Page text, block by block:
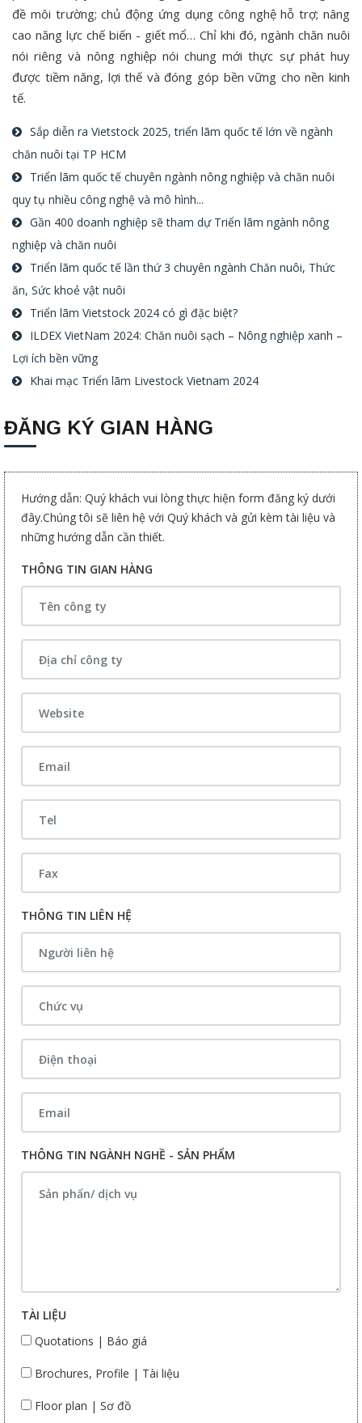
đề môi trường; chủ động ứng dụng công nghệ hỗ trợ; nâng
cao năng lực chế biến - giết mổ… Chỉ khi đó, ngành chăn nuôi
nói riêng và nông nghiệp nói chung mới thực sự phát huy
được tiềm năng, lợi thế và đóng góp bền vững cho nền kinh
tế.
Sắp diễn ra Vietstock 2025, triển lãm quốc tế lớn về ngành
chăn nuôi tại TP HCM
Triển lãm quốc tế chuyên ngành nông nghiệp và chăn nuôi
quy tụ nhiều công nghệ và mô hình...
Gần 400 doanh nghiệp sẽ tham dự Triển lãm ngành nông
nghiệp và chăn nuôi
Triển lãm quốc tế lần thứ 3 chuyên ngành Chăn nuôi, Thức
ăn, Sức khoẻ vật nuôi
Triển lãm Vietstock 2024 có gì đặc biệt?
ILDEX VietNam 2024: Chăn nuôi sạch – Nông nghiệp xanh –
Lợi ích bền vững
Khai mạc Triển lãm Livestock Vietnam 2024
ĐĂNG KÝ GIAN HÀNG
Hướng dẫn: Quý khách vui lòng thực hiện form đăng ký dưới
đây.Chúng tôi sẽ liên hệ với Quý khách và gửi kèm tài liệu và
những hướng dẫn cần thiết.
THÔNG TIN GIAN HÀNG
THÔNG TIN LIÊN HỆ
THÔNG TIN NGÀNH NGHỀ - SẢN PHẨM
TÀI LIỆU
Quotations | Báo giá
Brochures, Profile | Tài liệu
Floor plan | Sơ đồ